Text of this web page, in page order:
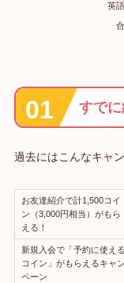
英
すで
過去にはこんなキャ
お友達紹介で計1,500コイ
ン（3,000円相当）がもら
える！
新規入会で「予約に使える
コイン」がもらえるキャン
ペーン